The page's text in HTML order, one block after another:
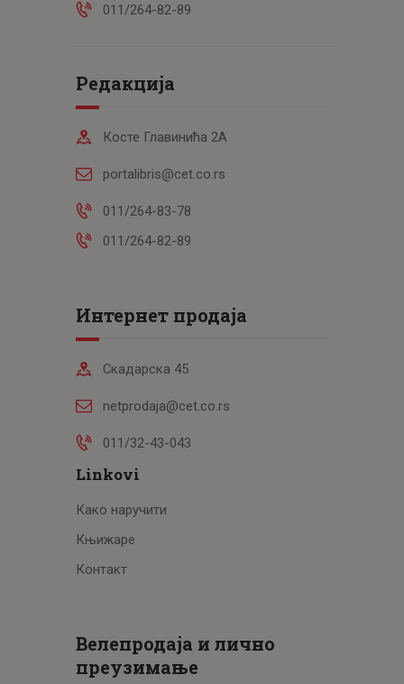
011/264-82-89
Редакција
Косте Главинића 2А
portalibris@cet.co.rs
011/264-83-78
011/264-82-89
Интернет продаја
Скадарска 45
netprodaja@cet.co.rs
011/32-43-043
Linkovi
Како наручити
Књижаре
Контакт
Велепродаја и лично
преузимање